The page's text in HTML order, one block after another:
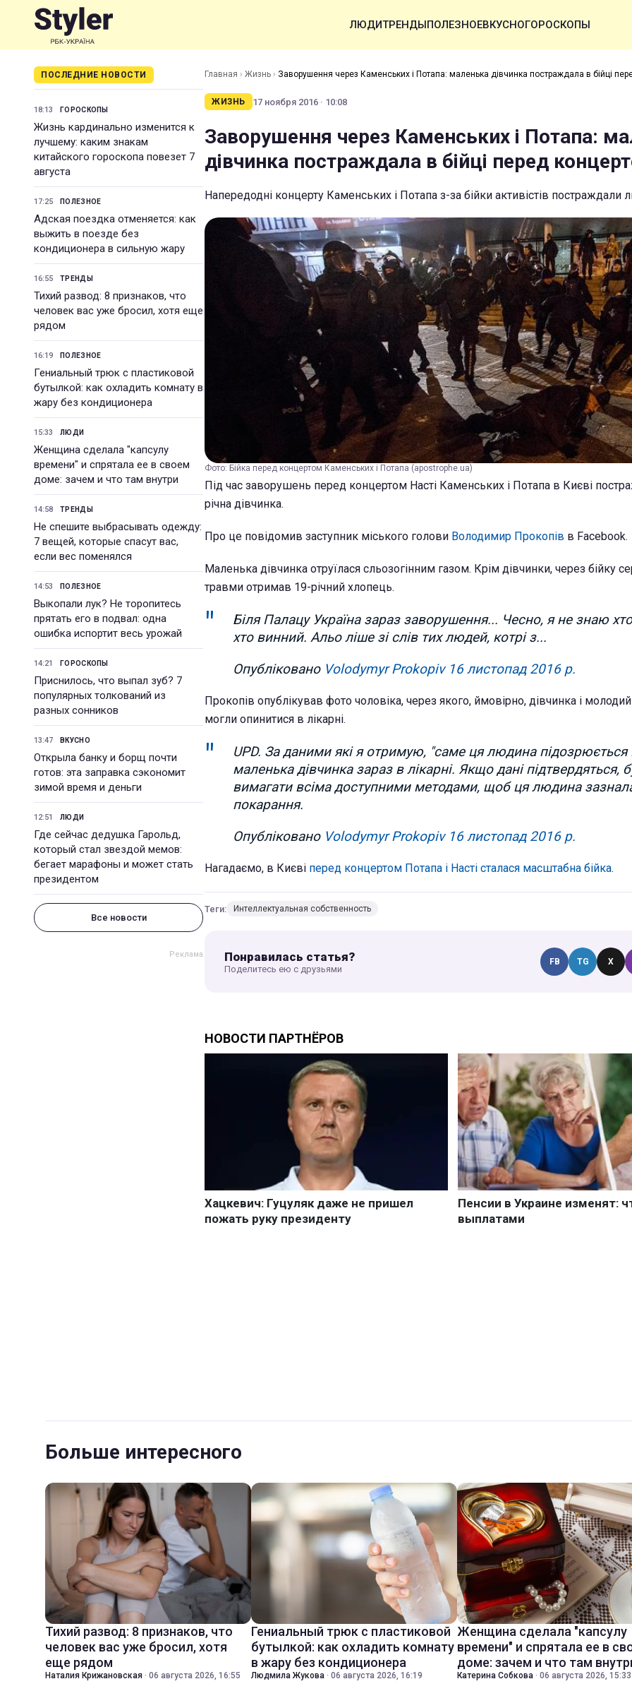
ЛЮДИТРЕНДЫПОЛЕЗНОЕВКУСНОГОРОСКОПЫ
ПОСЛЕДНИЕ НОВОСТИ
18:13 ГОРОСКОПЫ
Жизнь кардинально изменится к
лучшему: каким знакам
китайского гороскопа повезет 7
августа
17:25 ПОЛЕЗНОЕ
Адская поездка отменяется: как
выжить в поезде без
кондиционера в сильную жару
16:55 ТРЕНДЫ
Тихий развод: 8 признаков, что
человек вас уже бросил, хотя еще
рядом
16:19 ПОЛЕЗНОЕ
Гениальный трюк с пластиковой
бутылкой: как охладить комнату в
жару без кондиционера
15:33 ЛЮДИ
Женщина сделала "капсулу
времени" и спрятала ее в своем
доме: зачем и что там внутри
14:58 ТРЕНДЫ
Не спешите выбрасывать одежду:
7 вещей, которые спасут вас,
если вес поменялся
14:53 ПОЛЕЗНОЕ
Выкопали лук? Не торопитесь
прятать его в подвал: одна
ошибка испортит весь урожай
14:21 ГОРОСКОПЫ
Приснилось, что выпал зуб? 7
популярных толкований из
разных сонников
13:47 ВКУСНО
Открыла банку и борщ почти
готов: эта заправка сэкономит
зимой время и деньги
12:51 ЛЮДИ
Где сейчас дедушка Гарольд,
который стал звездой мемов:
бегает марафоны и может стать
президентом
Все новости
Главная › Жизнь › Заворушення через Каменських і Потапа: маленька дівчинка постраждала в бійці
ЖИЗНЬ 17 ноября 2016 · 10:08
Заворушення через Каменських і Потапа:
дівчинка постраждала в бійці перед
Напередодні концерту Каменських і Потапа з-за бійки активістів постраждали
Фото: Бійка перед концертом Каменських і Потапа (apostrophe.ua)
Під час заворушень перед концертом Насті Каменських і Потапа в Києві
річна дівчинка.
Про це повідомив заступник міського голови Володимир Прокопів в Facebook.
Маленька дівчинка отруїлася сльозогінним газом. Крім дівчинки, через бійку
травми отримав 19-річний хлопець.
Біля Палацу Україна зараз заворушення... Чесно, я не знаю
хто винний. Альо ліше зі слів тих людей, котрі з...
Опубліковано Volodymyr Prokopiv 16 листопад 2016 р.
Прокопів опублікував фото чоловіка, через якого, ймовірно, дівчинка і
могли опинитися в лікарні.
UPD. За даними які я отримую, "саме ця людина
маленька дівчинка зараз в лікарні. Якщо дані підтвердяться,
вимагати всіма доступними методами, щоб ця людина
покарання.
Опубліковано Volodymyr Prokopiv 16 листопад 2016 р.
Нагадаємо, в Києві перед концертом Потапа і Насті сталася масштабна бійка.
Теги: Интеллектуальная собственность
Понравилась статья?
Поделитесь ею с друзьями
FB TG X
Больше интересного
Тихий развод: 8 признаков, что
человек вас уже бросил, хотя
еще рядом
Наталия Крижановская · 06 августа 2026, 16:55
Гениальный трюк с пластиковой
бутылкой: как охладить комнату
в жару без кондиционера
Людмила Жукова · 06 августа 2026, 16:19
Женщина сделала "капсулу
времени" и спрятала ее в
доме: зачем и что там
Катерина Собкова · 06 августа 2026, 15:33